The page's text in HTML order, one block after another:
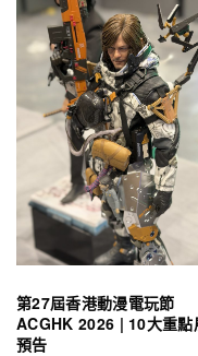
第27屆香港動漫電玩節
ACGHK 2026 | 10大重點
預告